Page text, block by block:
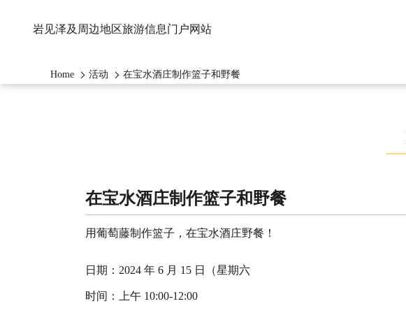
岩见泽及周边地区旅游信息门户网站
Home 活动 在宝水酒庄制作篮子和野餐
在宝水酒庄制作篮子和野餐
用葡萄藤制作篮子，在宝水酒庄野餐！
日期：2024 年 6 月 15 日（星期六
时间：上午 10:00-12:00